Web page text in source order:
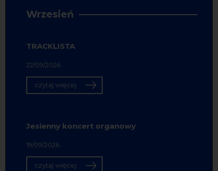
Wrzesień
TRACKLISTA
22/09/2026
czytaj więcej
Jesienny koncert organowy
19/09/2026
czytaj więcej